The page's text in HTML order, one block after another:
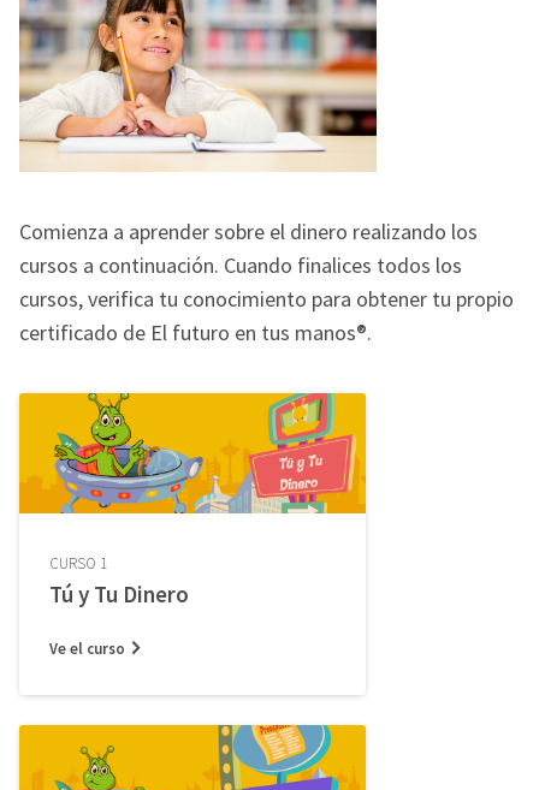
Comienza a aprender sobre el dinero realizando los
cursos a continuación. Cuando finalices todos los
cursos, verifica tu conocimiento para obtener tu propio
certificado de El futuro en tus manos®.
CURSO 1
Tú y Tu Dinero
Ve el curso